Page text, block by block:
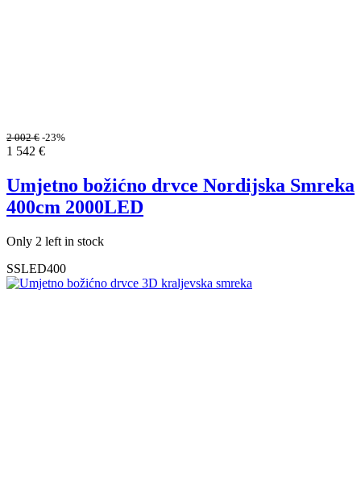
2 002€ -23%
1 542 €
Umjetno božićno drvce Nordijska Smreka
400cm 2000LED
Only 2 left in stock
SSLED400